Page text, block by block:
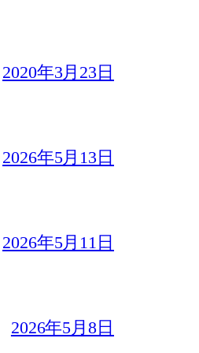
2020年3月23日
2026年5月13日
2026年5月11日
2026年5月8日